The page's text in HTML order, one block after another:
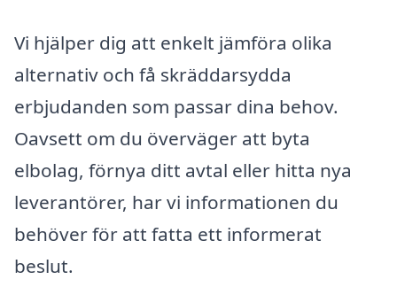
Vi hjälper dig att enkelt jämföra olika
alternativ och få skräddarsydda
erbjudanden som passar dina behov.
Oavsett om du överväger att byta
elbolag, förnya ditt avtal eller hitta nya
leverantörer, har vi informationen du
behöver för att fatta ett informerat
beslut.